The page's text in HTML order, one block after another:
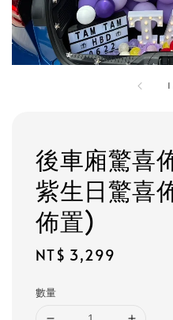
1
後車廂驚喜
紫生日驚喜
佈置)
Regular
NT$ 3,299
數量